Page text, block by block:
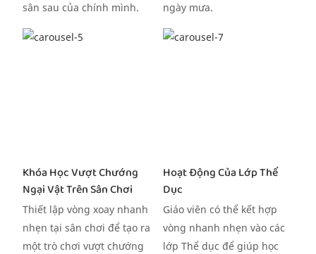
sân sau của chính mình.
ngày mưa.
Khóa Học Vượt Chướng
Ngại Vật Trên Sân Chơi
Thiết lập vòng xoay nhanh
nhẹn tại sân chơi để tạo ra
một trò chơi vượt chướng
Hoạt Động Của Lớp Thể
Dục
Giáo viên có thể kết hợp
vòng nhanh nhẹn vào các
lớp Thể dục để giúp học